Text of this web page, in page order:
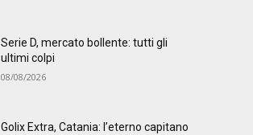
Serie D, mercato bollente: tutti gli
ultimi colpi
08/08/2026
Golix Extra, Catania: l’eterno capitano